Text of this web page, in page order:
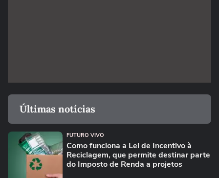
Últimas notícias
FUTURO VIVO
Como funciona a Lei de Incentivo à
Reciclagem, que permite destinar parte
do Imposto de Renda a projetos